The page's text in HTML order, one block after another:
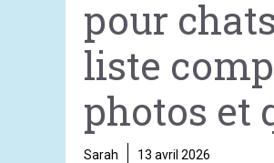
pour
liste
photos et
Sarah 13 avril 2026